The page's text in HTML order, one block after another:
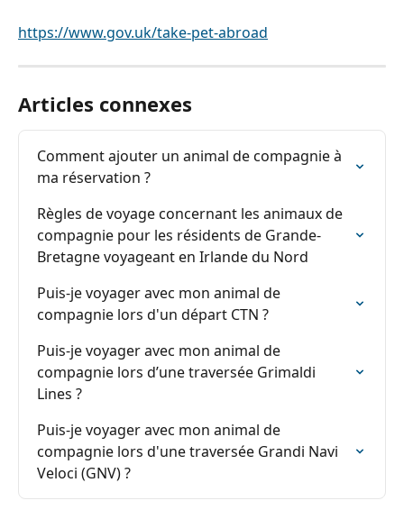
https://www.gov.uk/take-pet-abroad
Articles connexes
Comment ajouter un animal de compagnie à
ma réservation ?
Règles de voyage concernant les animaux de
compagnie pour les résidents de Grande-
Bretagne voyageant en Irlande du Nord
Puis-je voyager avec mon animal de
compagnie lors d'un départ CTN ?
Puis-je voyager avec mon animal de
compagnie lors d’une traversée Grimaldi
Lines ?
Puis-je voyager avec mon animal de
compagnie lors d'une traversée Grandi Navi
Veloci (GNV) ?